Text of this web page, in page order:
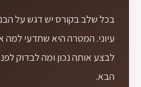
בכל שלב בקורס יש דגש על
עיוני. המטרה היא שתדעי למה
לבצע אותה נכון ומה לבדוק
הבא.